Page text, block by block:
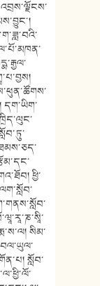
དག་ཡིག་
ཕྱི་
སིམ་
སློབ་